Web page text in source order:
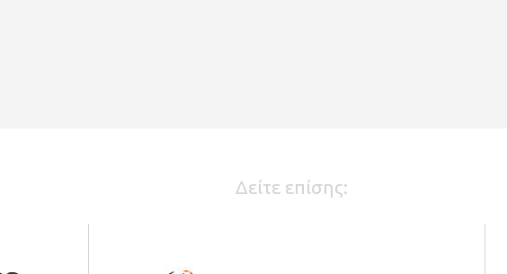
Δείτε επίσης: